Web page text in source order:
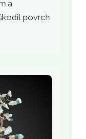
a
povrch